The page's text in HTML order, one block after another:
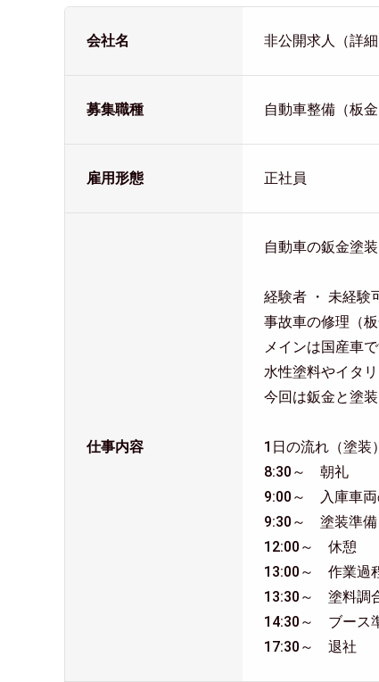
会社名 非公開求人（詳
募集職種 自動車整備（板
雇用形態 正社員
仕事内容
自動車の鈑金塗装
経験者 ・ 未経験
事故車の修理（
メインは国産車
水性塗料やイタ
今回は鈑金と塗
1日の流れ（塗装）
8:30～ 朝礼
9:00～ 入庫車両
9:30～ 塗装準備
12:00～ 休憩
13:00～ 作業過
13:30～ 塗料調
14:30～ ブース
17:30～ 退社